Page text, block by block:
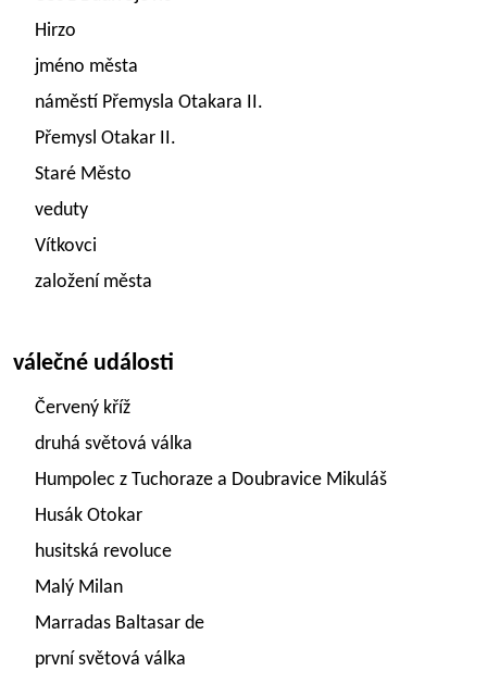
Hirzo
jméno města
náměstí Přemysla Otakara II.
Přemysl Otakar II.
Staré Město
veduty
Vítkovci
založení města
válečné události
Červený kříž
druhá světová válka
Humpolec z Tuchoraze a Doubravice Mikuláš
Husák Otokar
husitská revoluce
Malý Milan
Marradas Baltasar de
první světová válka